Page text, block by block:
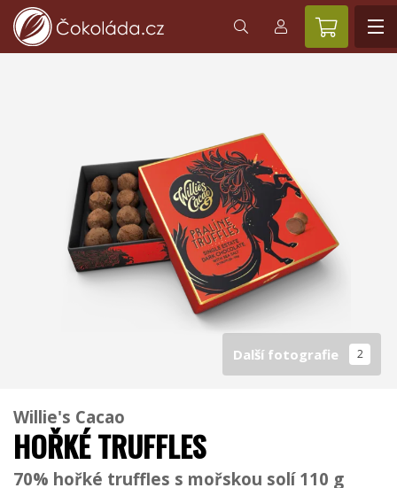
Další fotografie 2
Willie's Cacao
HOŘKÉ TRUFFLES
70% hořké truffles s mořskou solí 110 g